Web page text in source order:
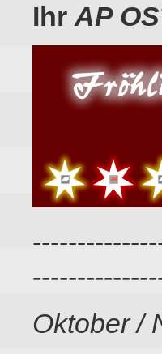
Ihr AP
Oktober /